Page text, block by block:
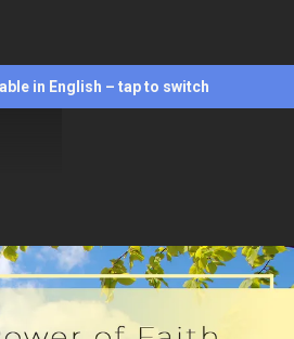
in English – tap to switch